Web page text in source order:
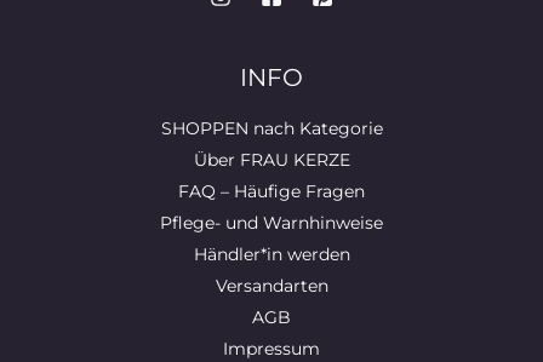
INFO
SHOPPEN nach Kategorie
Über FRAU KERZE
FAQ – Häufige Fragen
Pflege- und Warnhinweise
Händler*in werden
Versandarten
AGB
Impressum